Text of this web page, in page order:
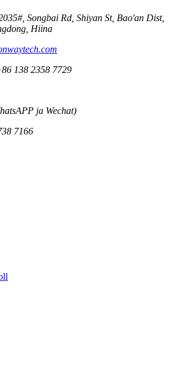
Songbai Rd, Shiyan St, Bao'an Dist,
Hiina
138 2358 7729
ja Wechat)
7166